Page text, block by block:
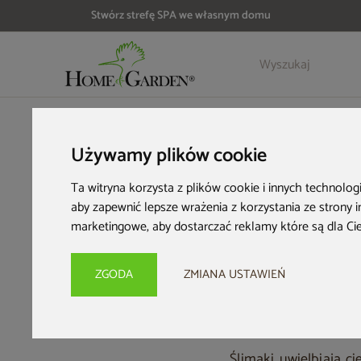
Używamy plików cookie
Ta witryna korzysta z plików cookie i innych
aby zapewnić lepsze wrażenia z korzystania ze strony
marketingowe,aby dostarczać reklamy które są dla
ZGODA ZMIANA USTAWIEŃ
Stwórz strefę SPA we własnym domu